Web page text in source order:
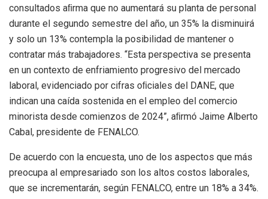
consultados aﬁrma que no aumentará su planta de personal
durante el segundo semestre del año, un 35% la disminuirá
y solo un 13% contempla la posibilidad de mantener o
contratar más trabajadores. “Esta perspectiva se presenta
en un contexto de enfriamiento progresivo del mercado
laboral, evidenciado por cifras oﬁciales del DANE, que
indican una caída sostenida en el empleo del comercio
minorista desde comienzos de 2024”, aﬁrmó Jaime Alberto
Cabal, presidente de FENALCO.
De acuerdo con la encuesta, uno de los aspectos que más
preocupa al empresariado son los altos costos laborales,
que se incrementarán, según FENALCO, entre un 18% a 34%.